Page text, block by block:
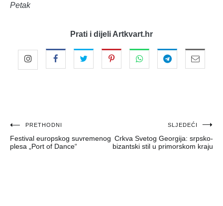
Petak
Prati i dijeli Artkvart.hr
Navigacija
objava
PRETHODNI
Festival europskog suvremenog
plesa „Port of Dance“
SLJEDEĆI
Crkva Svetog Georgija: srpsko-
bizantski stil u primorskom kraju